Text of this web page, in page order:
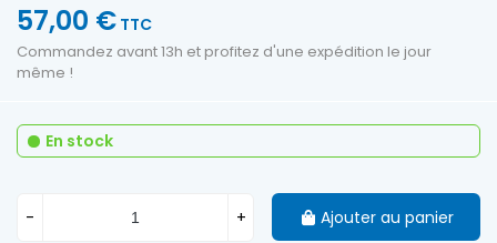
57,00 € TTC
Commandez avant 13h et profitez d'une expédition le jour
même !
En stock
- + Ajouter au panier